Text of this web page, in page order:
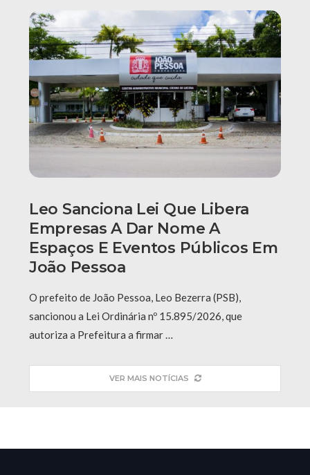
Leo Sanciona Lei Que Libera
Empresas A Dar Nome A
Espaços E Eventos Públicos Em
João Pessoa
O prefeito de João Pessoa, Leo Bezerra (PSB),
sancionou a Lei Ordinária nº 15.895/2026, que
autoriza a Prefeitura a firmar …
VER MAIS NOTÍCIAS